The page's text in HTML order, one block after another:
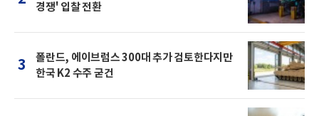
경쟁' 입찰 전환
3
폴란드, 에이브럼스 300대 추가 검토한다지만
한국 K2 수주 굳건